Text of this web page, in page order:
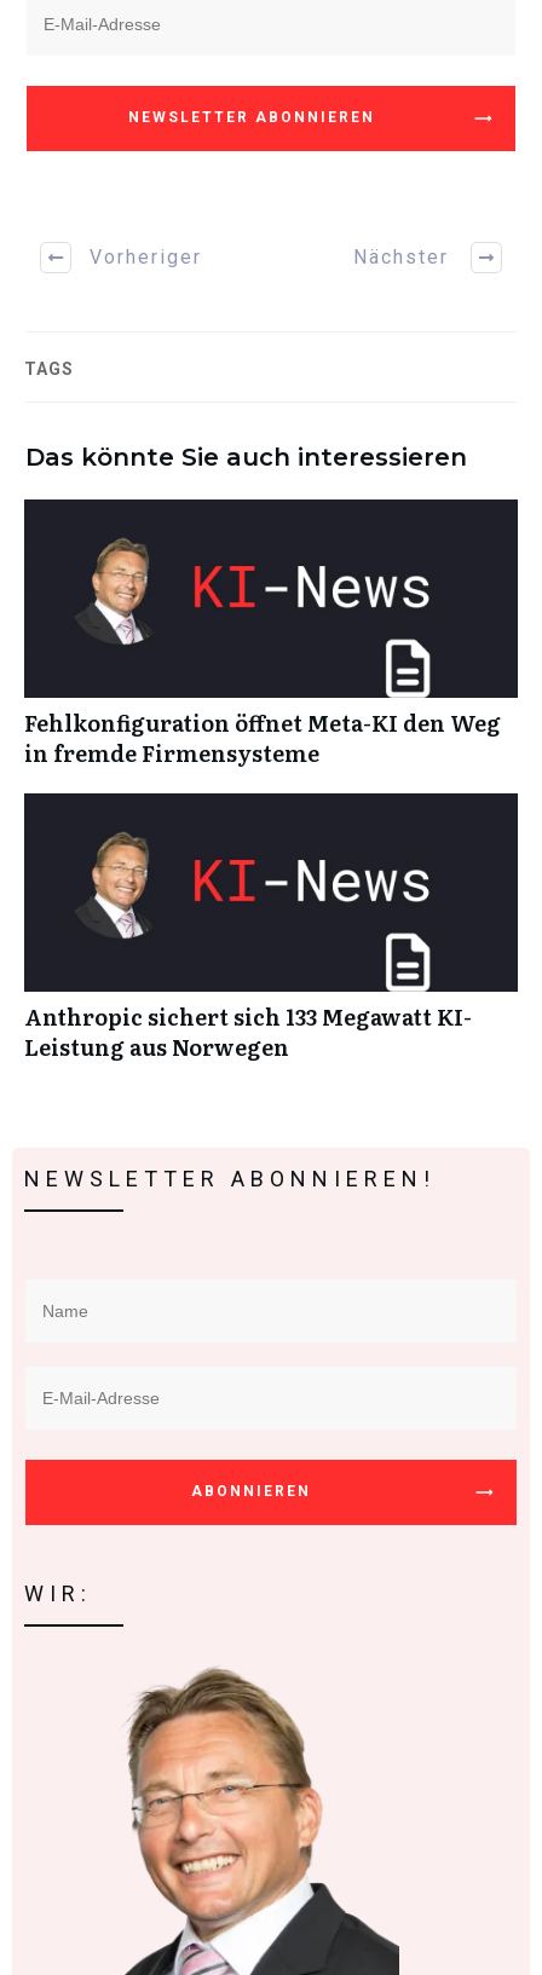
NEWSLETTER ABONNIEREN
Vorheriger Nächster
TAGS
Das könnte Sie auch interessieren
Fehlkonfiguration öffnet Meta-KI den Weg
in fremde Firmensysteme
Anthropic sichert sich 133 Megawatt KI-
Leistung aus Norwegen
NEWSLETTER ABONNIEREN!
ABONNIEREN
WIR: